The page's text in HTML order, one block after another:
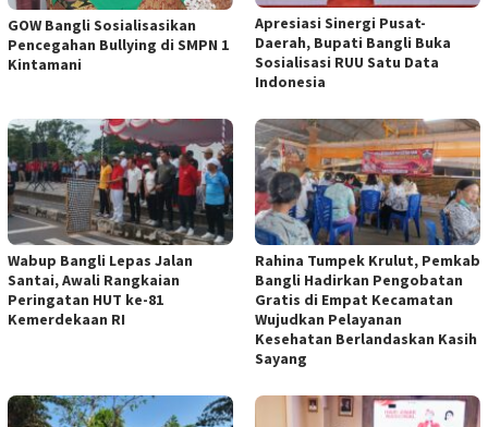
GOW Bangli Sosialisasikan
Pencegahan Bullying di SMPN 1
Kintamani
Apresiasi Sinergi Pusat-
Daerah, Bupati Bangli Buka
Sosialisasi RUU Satu Data
Indonesia
Wabup Bangli Lepas Jalan
Santai, Awali Rangkaian
Peringatan HUT ke-81
Kemerdekaan RI
Rahina Tumpek Krulut, Pemkab
Bangli Hadirkan Pengobatan
Gratis di Empat Kecamatan
Wujudkan Pelayanan
Kesehatan Berlandaskan Kasih
Sayang